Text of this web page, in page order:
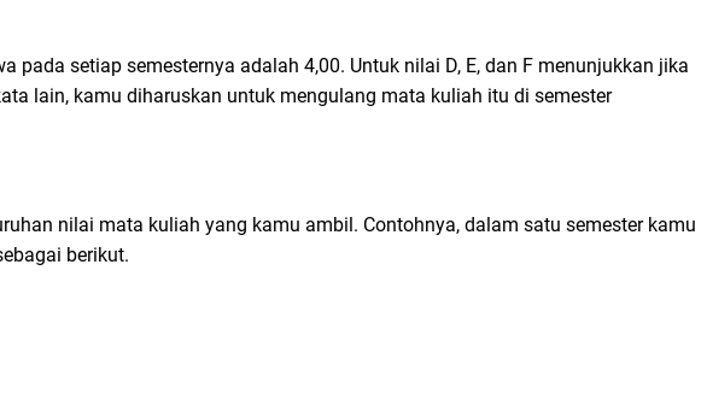
setiap semesternya adalah 4,00. Untuk nilai D, E, dan F menunjukkan jika
lain, kamu diharuskan untuk mengulang mata kuliah itu di semester
nilai mata kuliah yang kamu ambil. Contohnya, dalam satu semester kamu
berikut.